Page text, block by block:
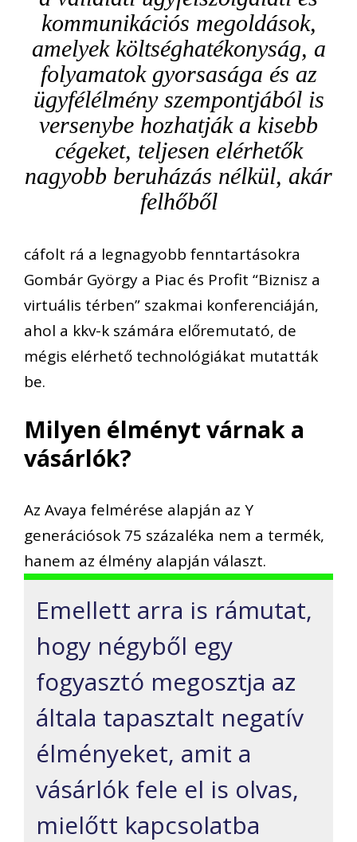
kommunikációs megoldások,
amelyek költséghatékonyság, a
folyamatok gyorsasága és az
ügyfélélmény szempontjából is
versenybe hozhatják a kisebb
cégeket, teljesen elérhetők
nagyobb beruházás nélkül, akár
felhőből
cáfolt rá a legnagyobb fenntartásokra
Gombár György a Piac és Profit “Biznisz a
virtuális térben” szakmai konferenciáján,
ahol a kkv-k számára előremutató, de
mégis elérhető technológiákat mutatták
be.
Milyen élményt várnak a
vásárlók?
Az Avaya felmérése alapján az Y
generációsok 75 százaléka nem a termék,
hanem az élmény alapján választ.
Emellett arra is rámutat,
hogy négyből egy
fogyasztó megosztja az
általa tapasztalt negatív
élményeket, amit a
vásárlók fele el is olvas,
mielőtt kapcsolatba